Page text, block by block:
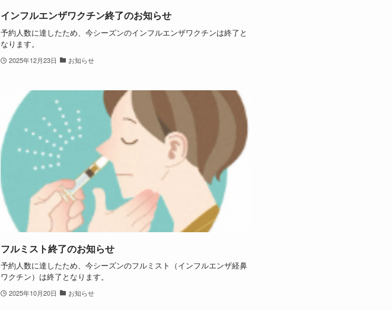
インフルエンザワクチン終了のお知らせ
予約人数に達したため、今シーズンのインフルエンザワクチンは終了と
なります。
2025年12月23日 お知らせ
フルミスト終了のお知らせ
予約人数に達したため、今シーズンのフルミスト（インフルエンザ経鼻
ワクチン）は終了となります。
2025年10月20日 お知らせ